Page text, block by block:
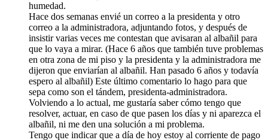
humedad.
Hace dos semanas envié un correo a la presidenta y otro
correo a la administradora, adjuntando fotos, y después de
insistir varias veces me contestan que avisaran al albañil para
que lo vaya a mirar. (Hace 6 años que también tuve problemas
en otra zona de mi piso y la presidenta y la administradora me
dijeron que enviarían al albañil. Han pasado 6 años y todavía
espero al albañil) Este último comentario lo hago para que
sepa como son el tándem, presidenta-administradora.
Volviendo a lo actual, me gustaría saber cómo tengo que
resolver, actuar, en caso de que pasen los días y ni aparezca el
albañil, ni me den una solución a mi problema.
Tengo que indicar que a día de hoy estoy al corriente de pago